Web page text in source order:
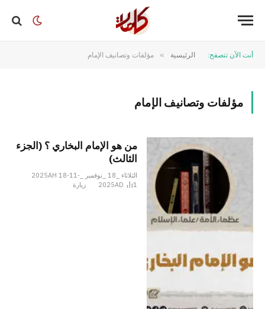
أنت الآن تتصفح: الرئيسية » مؤلفات وتصانيف الإمام
مؤلفات وتصانيف الإمام
من هو الإمام البخاري ؟ (الجزء
الثالث)
الثلاثاء _18 _نوفمبر _2025AH 18-11-
2025AD
1 زيارة